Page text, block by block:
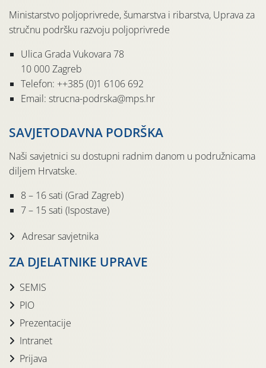
Ministarstvo poljoprivrede, šumarstva i ribarstva, Uprava za
stručnu podršku razvoju poljoprivrede
Ulica Grada Vukovara 78
10 000 Zagreb
Telefon: ++385 (0)1 6106 692
Email: strucna-podrska@mps.hr
SAVJETODAVNA PODRŠKA
Naši savjetnici su dostupni radnim danom u podružnicama
diljem Hrvatske.
8 – 16 sati (Grad Zagreb)
7 – 15 sati (Ispostave)
Adresar savjetnika
ZA DJELATNIKE UPRAVE
SEMIS
PIO
Prezentacije
Intranet
Prijava